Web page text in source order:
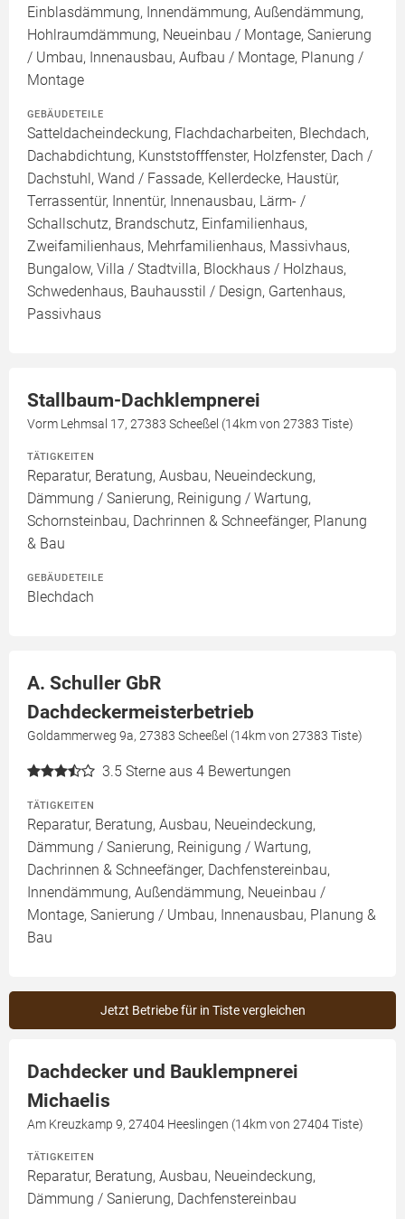
Einblasdämmung, Innendämmung, Außendämmung,
Hohlraumdämmung, Neueinbau / Montage, Sanierung
/ Umbau, Innenausbau, Aufbau / Montage, Planung /
Montage
GEBÄUDETEILE
Satteldacheindeckung, Flachdacharbeiten, Blechdach,
Dachabdichtung, Kunststofffenster, Holzfenster, Dach /
Dachstuhl, Wand / Fassade, Kellerdecke, Haustür,
Terrassentür, Innentür, Innenausbau, Lärm- /
Schallschutz, Brandschutz, Einfamilienhaus,
Zweifamilienhaus, Mehrfamilienhaus, Massivhaus,
Bungalow, Villa / Stadtvilla, Blockhaus / Holzhaus,
Schwedenhaus, Bauhausstil / Design, Gartenhaus,
Passivhaus
Stallbaum-Dachklempnerei
Vorm Lehmsal 17, 27383 Scheeßel (14km von 27383 Tiste)
TÄTIGKEITEN
Reparatur, Beratung, Ausbau, Neueindeckung,
Dämmung / Sanierung, Reinigung / Wartung,
Schornsteinbau, Dachrinnen & Schneefänger, Planung
& Bau
GEBÄUDETEILE
Blechdach
A. Schuller GbR
Dachdeckermeisterbetrieb
Goldammerweg 9a, 27383 Scheeßel (14km von 27383 Tiste)
3.5 Sterne aus 4 Bewertungen
TÄTIGKEITEN
Reparatur, Beratung, Ausbau, Neueindeckung,
Dämmung / Sanierung, Reinigung / Wartung,
Dachrinnen & Schneefänger, Dachfenstereinbau,
Innendämmung, Außendämmung, Neueinbau /
Montage, Sanierung / Umbau, Innenausbau, Planung &
Bau
Jetzt Betriebe für in Tiste vergleichen
Dachdecker und Bauklempnerei
Michaelis
Am Kreuzkamp 9, 27404 Heeslingen (14km von 27404 Tiste)
TÄTIGKEITEN
Reparatur, Beratung, Ausbau, Neueindeckung,
Dämmung / Sanierung, Dachfenstereinbau